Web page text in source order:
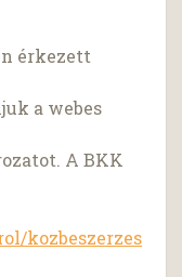
érkezett
a webes
A BKK
kozbeszerzes